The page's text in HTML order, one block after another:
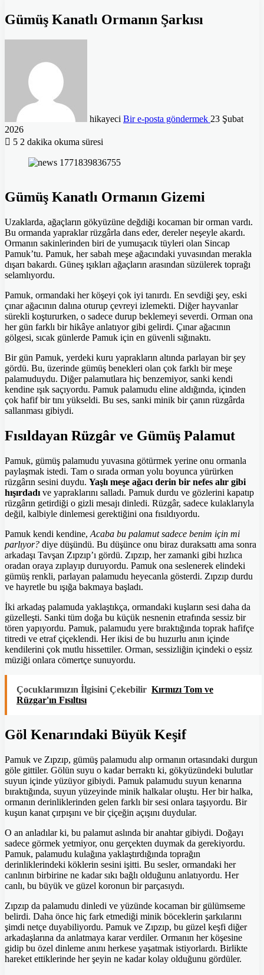
Gümüş Kanatlı Ormanın Şarkısı
hikayeci Bir e-posta göndermek 23 Şubat
2026
5 2 dakika okuma süresi
Gümüş Kanatlı Ormanın Gizemi
Uzaklarda, ağaçların gökyüzüne değdiği kocaman bir orman vardı.
Bu ormanda yapraklar rüzgârla dans eder, dereler neşeyle akardı.
Ormanın sakinlerinden biri de yumuşacık tüyleri olan Sincap
Pamuk’tu. Pamuk, her sabah meşe ağacındaki yuvasından merakla
dışarı bakardı. Güneş ışıkları ağaçların arasından süzülerek toprağı
selamlıyordu.
Pamuk, ormandaki her köşeyi çok iyi tanırdı. En sevdiği şey, eski
çınar ağacının dalına oturup çevreyi izlemekti. Diğer hayvanlar
sürekli koştururken, o sadece durup beklemeyi severdi. Orman ona
her gün farklı bir hikâye anlatıyor gibi gelirdi. Çınar ağacının
gölgesi, sıcak günlerde Pamuk için en güvenli sığınaktı.
Bir gün Pamuk, yerdeki kuru yaprakların altında parlayan bir şey
gördü. Bu, üzerinde gümüş benekleri olan çok farklı bir meşe
palamuduydu. Diğer palamutlara hiç benzemiyor, sanki kendi
kendine ışık saçıyordu. Pamuk palamudu eline aldığında, içinden
çok hafif bir tını yükseldi. Bu ses, sanki minik bir çanın rüzgârda
sallanması gibiydi.
Fısıldayan Rüzgâr ve Gümüş Palamut
Pamuk, gümüş palamudu yuvasına götürmek yerine onu ormanla
paylaşmak istedi. Tam o sırada orman yolu boyunca yürürken
rüzgârın sesini duydu. Yaşlı meşe ağacı derin bir nefes alır gibi
hışırdadı ve yapraklarını salladı. Pamuk durdu ve gözlerini kapatıp
rüzgârın getirdiği o gizli mesajı dinledi. Rüzgâr, sadece kulaklarıyla
değil, kalbiyle dinlemesi gerektiğini ona fısıldıyordu.
Pamuk kendi kendine, Acaba bu palamut sadece benim için mi
parlıyor? diye düşündü. Bu düşünce onu biraz duraksattı ama sonra
arkadaşı Tavşan Zıpzıp’ı gördü. Zıpzıp, her zamanki gibi hızlıca
oradan oraya zıplayıp duruyordu. Pamuk ona seslenerek elindeki
gümüş renkli, parlayan palamudu heyecanla gösterdi. Zıpzıp durdu
ve hayretle bu ışığa bakmaya başladı.
İki arkadaş palamuda yaklaştıkça, ormandaki kuşların sesi daha da
güzelleşti. Sanki tüm doğa bu küçük nesnenin etrafında sessiz bir
tören yapıyordu. Pamuk, palamudu yere bıraktığında toprak hafifçe
titredi ve etraf çiçeklendi. Her ikisi de bu huzurlu anın içinde
kendilerini çok mutlu hissettiler. Orman, sessizliğin içindeki o eşsiz
müziği onlara cömertçe sunuyordu.
Çocuklarımızın İlgisini Çekebilir Kırmızı Tom ve
Rüzgar'ın Fısıltısı
Göl Kenarındaki Büyük Keşif
Pamuk ve Zıpzıp, gümüş palamudu alıp ormanın ortasındaki durgun
göle gittiler. Gölün suyu o kadar berraktı ki, gökyüzündeki bulutlar
suyun içinde yüzüyor gibiydi. Pamuk palamudu suyun kenarına
bıraktığında, suyun yüzeyinde minik halkalar oluştu. Her bir halka,
ormanın derinliklerinden gelen farklı bir sesi onlara taşıyordu. Bir
kuşun kanat çırpışını ve bir çiçeğin açışını duydular.
O an anladılar ki, bu palamut aslında bir anahtar gibiydi. Doğayı
sadece görmek yetmiyor, onu gerçekten duymak da gerekiyordu.
Pamuk, palamudu kulağına yaklaştırdığında toprağın
derinliklerindeki köklerin sesini işitti. Bu sesler, ormandaki her
canlının birbirine ne kadar sıkı bağlı olduğunu anlatıyordu. Her
canlı, bu büyük ve güzel koronun bir parçasıydı.
Zıpzıp da palamudu dinledi ve yüzünde kocaman bir gülümseme
belirdi. Daha önce hiç fark etmediği minik böceklerin şarkılarını
şimdi netçe duyabiliyordu. Pamuk ve Zıpzıp, bu güzel keşfi diğer
arkadaşlarına da anlatmaya karar verdiler. Ormanın her köşesine
gidip bu özel dinleme anını herkese yaşatmak istiyorlardı. Birlikte
hareket ettiklerinde her şeyin ne kadar kolay olduğunu gördüler.